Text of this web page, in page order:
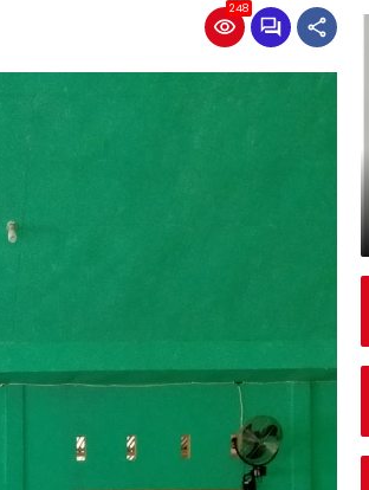
248